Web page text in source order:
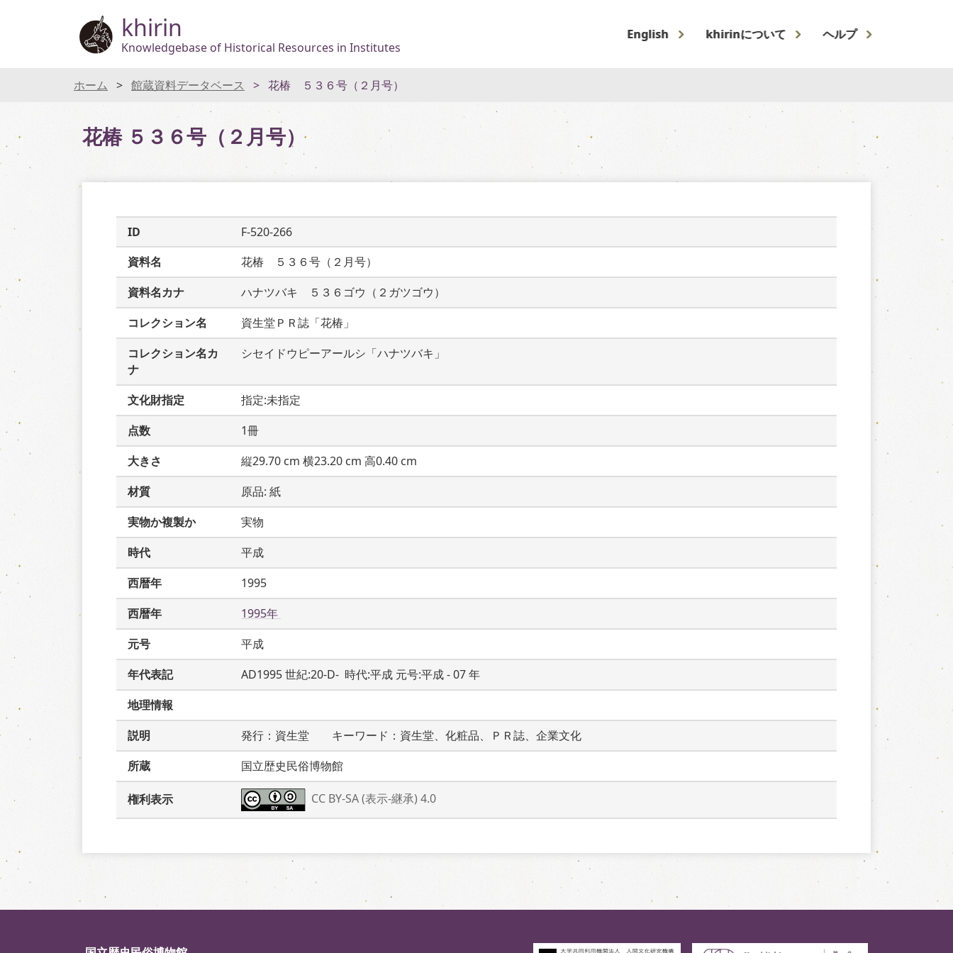
khirin
Knowledgebase of Historical Resources in Institutes
English khirinについて ヘルプ
ホーム 館蔵資料データベース 花椿 ５３６号（２月号）
花椿 ５３６号（２月号）
ID
F-520-266
資料名
花椿　５３６号（２月号）
資料名カナ
ハナツバキ　５３６ゴウ（２ガツゴウ）
コレクション名
資生堂ＰＲ誌「花椿」
コレクション名カ
ナ
シセイドウピーアールシ「ハナツバキ」
文化財指定
指定:未指定
点数
1冊
大きさ
縦29.70 cm 横23.20 cm 高0.40 cm
材質
原品: 紙
実物か複製か
実物
時代
平成
西暦年
1995
西暦年
1995年
元号
平成
年代表記
AD1995 世紀:20-D-  時代:平成 元号:平成 - 07 年
地理情報
説明
発行：資生堂　　キーワード：資生堂、化粧品、ＰＲ誌、企業文化
所蔵
国立歴史民俗博物館
権利表示 CC BY-SA (表示-継承) 4.0